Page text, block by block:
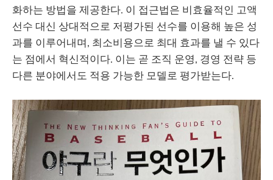
화하는 방법을 제공한다. 이 접근법은 비효율적인 고액
선수 대신 상대적으로 저평가된 선수를 이용해 높은 성
과를 이루어내며, 최소비용으로 최대 효과를 낼 수 있다
는 점에서 혁신적이다. 이는 곧 조직 운영, 경영 전략 등
다른 분야에서도 적용 가능한 모델로 평가받는다.